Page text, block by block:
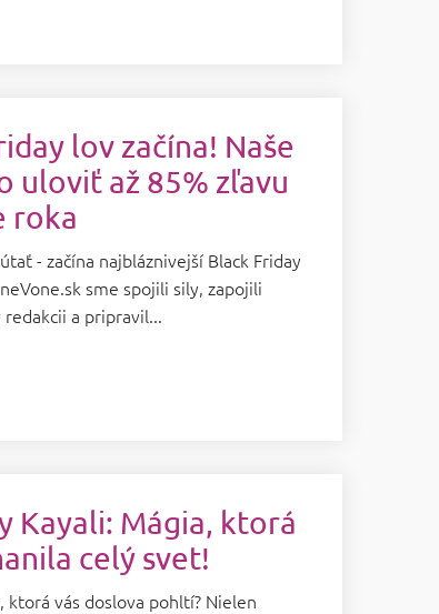
lov začína! Naše
uloviť až 85% zľavu
roka
- začína najbláznivejší Black Friday
sme spojili sily, zapojili
a pripravil...
Kayali: Mágia, ktorá
celý svet!
ktorá vás doslova pohltí? Nielen